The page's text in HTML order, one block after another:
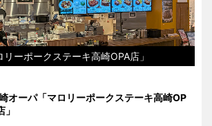
ーポークステーキ高崎OPA店」
オーパ「マロリーポークステーキ高崎OP
」